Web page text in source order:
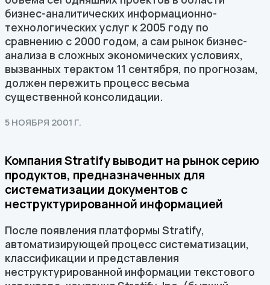
бизнес-аналитических информационно-
технологических услуг к 2005 году по
сравнению с 2000 годом, а сам рынок бизнес-
анализа в сложных экономических условиях,
вызванных терактом 11 сентября, по прогнозам,
должен пережить процесс весьма
существенной консолидации.
5 НОЯБРЯ 2001 Г.
Компания Stratify выводит на рынок серию
продуктов, предназначенных для
систематизации документов с
неструктурированной информацией
После появления платформы Stratify,
автоматизирующей процесс систематизации,
классификации и представления
неструктурированной информации текстового